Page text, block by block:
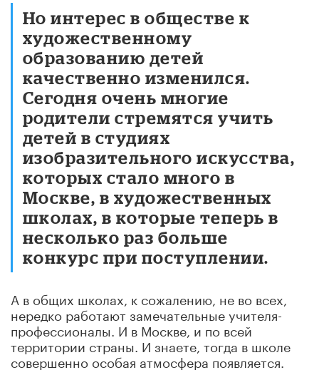
Но интерес в обществе к
художественному
образованию детей
качественно изменился.
Сегодня очень многие
родители стремятся учить
детей в студиях
изобразительного искусства,
которых стало много в
Москве, в художественных
школах, в которые теперь в
несколько раз больше
конкурс при поступлении.
А в общих школах, к сожалению, не во всех,
нередко работают замечательные учителя-
профессионалы. И в Москве, и по всей
территории страны. И знаете, тогда в школе
совершенно особая атмосфера появляется.